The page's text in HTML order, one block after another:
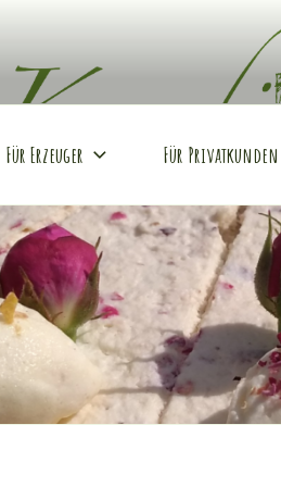
Für Erzeuger Für Privatkunden